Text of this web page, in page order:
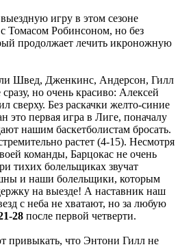
игру в этом сезоне
Томасом Робинсоном, но без
продолжает лечить икроножную
Швед, Дженкинс, Андерсон, Гилл
но очень красиво: Алексей
сверху. Без раскачки желто-синие
это первая игра в Лиге, поначалу
нашим баскетболистам бросать.
растет (4-15). Несмотря
команды, Барцокас не очень
тихих болельщиках звучат
и наши болельщики, которым
на выезде! А наставник наш
с неба не хватают, но за любую
28 после первой четверти.
привыкать, что Энтони Гилл не